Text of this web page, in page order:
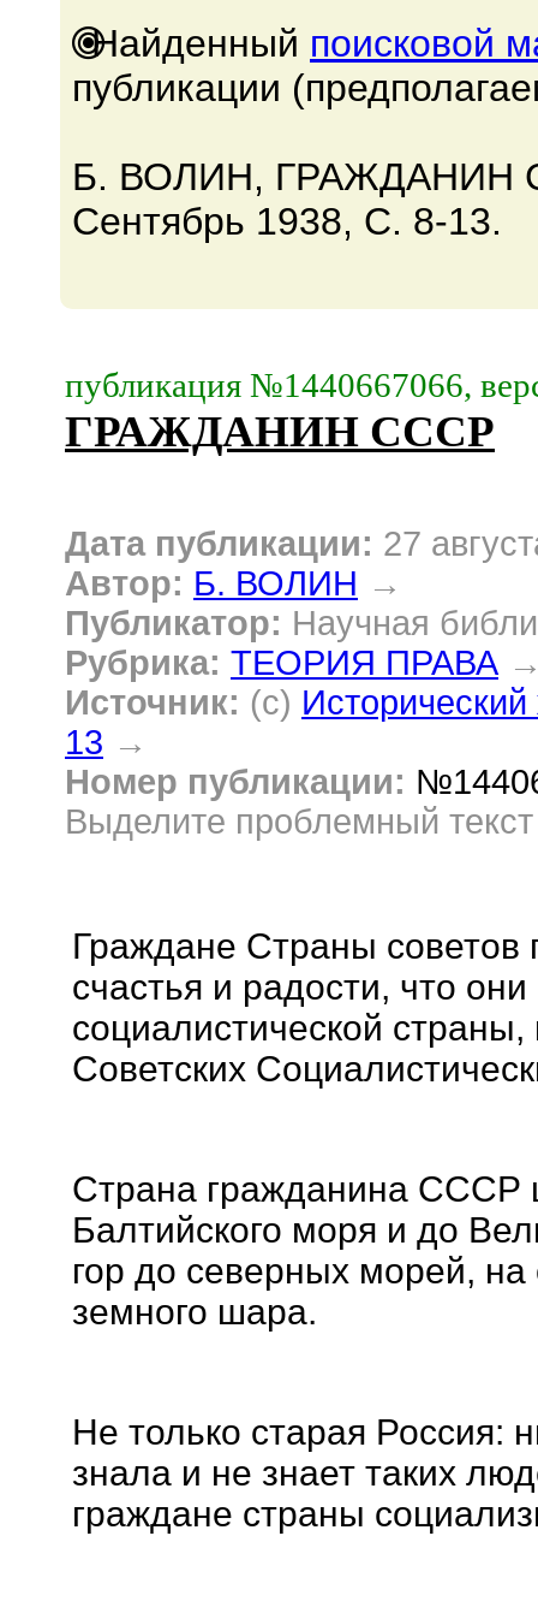
Найденный поисковой
публикации
Б. ВОЛИН, ГРАЖДАНИН
Сентябрь 1938, C. 8-13.
публикация №1440667066,
ГРАЖДАНИН СССР
Дата публикации: 27
Автор: Б. ВОЛИН →
Публикатор: Научная
Рубрика: ТЕОРИЯ ПРАВА
Источник: (c)
13 →
Номер публикации:
Выделите проблемный
Граждане Страны
счастья и радости, что
социалистической
Советских
Страна гражданина СССР
Балтийского моря и до
гор до северных морей,
земного шара.
Не только старая Россия:
знала и не знает таких
граждане страны